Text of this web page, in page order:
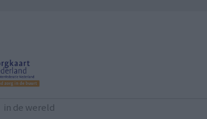
in de wereld